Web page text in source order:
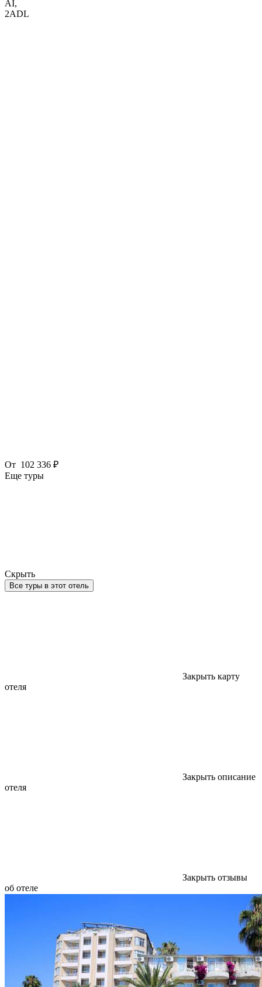
AI,
2ADL
От 102 336 ₽
Еще туры
Скрыть
Все туры в этот отель
Закрыть карту
отеля
Закрыть описание
отеля
Закрыть отзывы
об отеле